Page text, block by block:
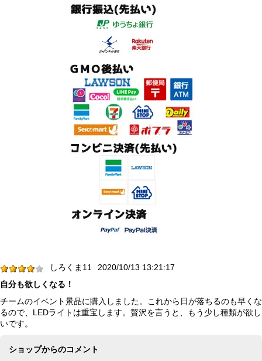
しろくま11
2020/10/13 13:21:17
自分も欲しくなる！
チームのイベント景品に購入しました。これから日が落ちるのも早くな
るので、LEDライトは重宝します。贅沢を言うと、もう少し種類が欲し
いです。
ショップからのコメント